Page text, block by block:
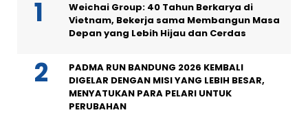
Weichai Group: 40 Tahun Berkarya di
Vietnam, Bekerja sama Membangun Masa
Depan yang Lebih Hijau dan Cerdas
PADMA RUN BANDUNG 2026 KEMBALI
DIGELAR DENGAN MISI YANG LEBIH BESAR,
MENYATUKAN PARA PELARI UNTUK
PERUBAHAN